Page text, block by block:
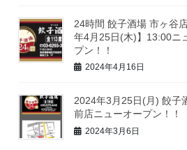
24時間 餃子酒場 市ヶ谷
年4月25日(木)】13:00ニ
プン！！
2024年4月16日
2024年3月25日(月) 餃子
前店ニューオープン！！
2024年3月6日